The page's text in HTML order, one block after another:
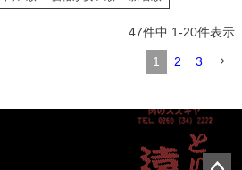
47件中 1-20件表示
1 2 3